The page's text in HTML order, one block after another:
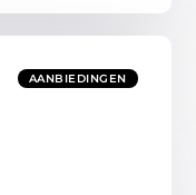
AANBIEDINGEN